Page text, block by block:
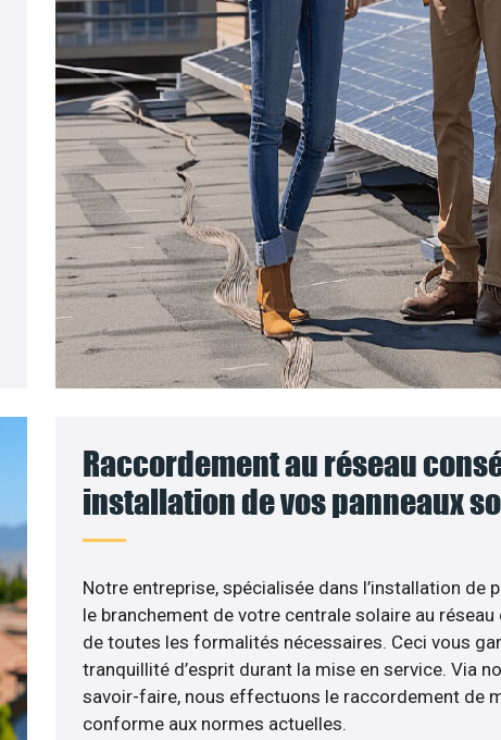
Raccordement au réseau
installation de vos panneaux
Notre entreprise, spécialisée dans l’installation de
le branchement de votre centrale solaire au réseau
de toutes les formalités nécessaires. Ceci vous
tranquillité d’esprit durant la mise en service. Via
savoir-faire, nous effectuons le raccordement de
conforme aux normes actuelles.